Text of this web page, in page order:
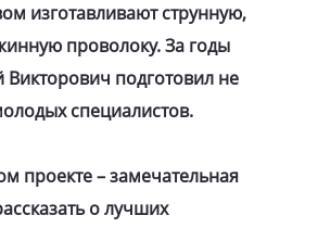
изготавливают струнную,
проволоку. За годы
подготовил не
специалистов.
проекте – замечательная
о лучших